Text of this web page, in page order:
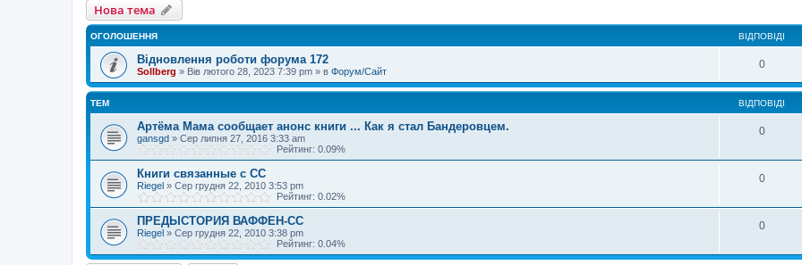
Нова тема
ОГОЛОШЕННЯ ВІДПОВІДІ
Відновлення роботи форума 172
Sollberg » Вів лютого 28, 2023 7:39 pm » в Форум/Сайт
0
ТЕМ ВІДПОВІДІ
Артёма Мама сообщает анонс книги ... Как я стал Бандеровцем.
gansgd » Сер липня 27, 2016 3:33 am
Рейтинг: 0.09%
0
Книги связанные с СС
Riegel » Сер грудня 22, 2010 3:53 pm
Рейтинг: 0.02%
0
ПРЕДЫСТОРИЯ ВАФФЕН-СС
Riegel » Сер грудня 22, 2010 3:38 pm
Рейтинг: 0.04%
0